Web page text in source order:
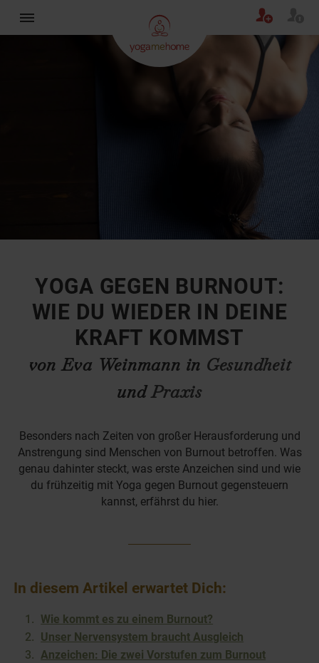
YOGA GEGEN BURNOUT:
WIE DU WIEDER IN DEINE
KRAFT KOMMST
von Eva Weinmann in Gesundheit
undPraxis
Besonders nach Zeiten von großer Herausforderung und
Anstrengung sind Menschen von Burnout betroffen. Was
genau dahinter steckt, was erste Anzeichen sind und wie
du frühzeitig mit Yoga gegen Burnout gegensteuern
kannst, erfährst du hier.
In diesem Artikel erwartet Dich:
Wie kommt es zu einem Burnout?
Unser Nervensystem braucht Ausgleich
Anzeichen: Die zwei Vorstufen zum Burnout
×